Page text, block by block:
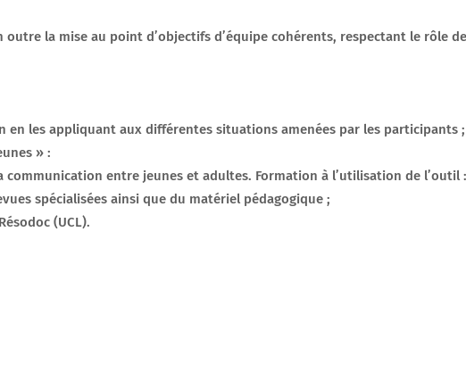
la mise au point d’objectifs d’équipe cohérents, respectant le rôle
en les appliquant aux différentes situations amenées par les participants ;
» :
entre jeunes et adultes. Formation à l’utilisation de l’outil
spécialisées ainsi que du matériel pédagogique ;
(UCL).